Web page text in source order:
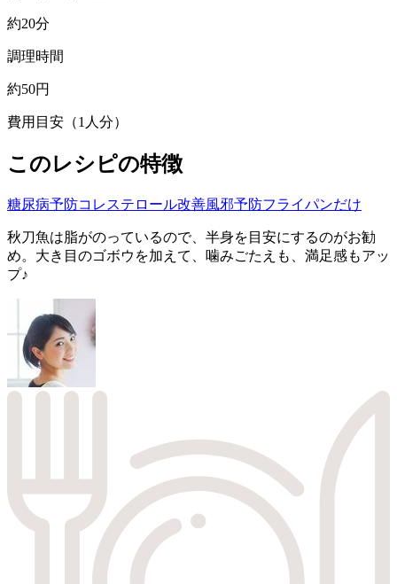
約20分
調理時間
約50円
費用目安（1人分）
このレシピの特徴
糖尿病予防コレステロール改善風邪予防フライパンだけ
秋刀魚は脂がのっているので、半身を目安にするのがお勧
め。大き目のゴボウを加えて、噛みごたえも、満足感もアッ
プ♪